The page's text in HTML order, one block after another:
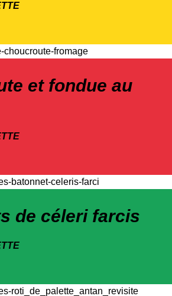
et fondue au
de céleri farcis